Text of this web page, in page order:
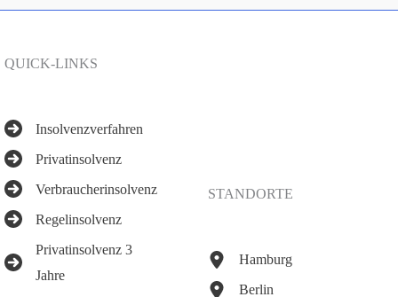
QUICK-LINKS
Insolvenzverfahren
Privatinsolvenz
Verbraucherinsolvenz
Regelinsolvenz
Privatinsolvenz 3
Jahre
STANDORTE
Hamburg
Berlin